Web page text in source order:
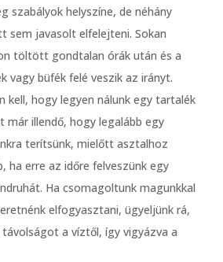
szabályok helyszíne, de néhány
sem javasolt elfelejteni. Sokan
töltött gondtalan órák után és a
vagy büfék felé veszik az irányt.
kell, hogy legyen nálunk egy tartalék
már illendő, hogy legalább egy
terítsünk, mielőtt asztalhoz
ha erre az időre felveszünk egy
Ha csomagoltunk magunkkal
elfogyasztani, ügyeljünk rá,
a víztől, így vigyázva a